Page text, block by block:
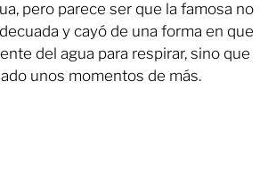
pero parece ser que la famosa no
y cayó de una forma en que
del agua para respirar, sino que
unos momentos de más.